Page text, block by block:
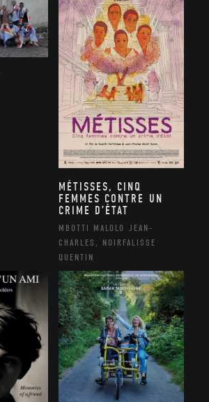
MÉTISSES, CINQ
FEMMES CONTRE UN
CRIME D’ÉTAT
MBOTTI MALOLO JEAN-
CHARLES, NOIRFALISSE
QUENTIN